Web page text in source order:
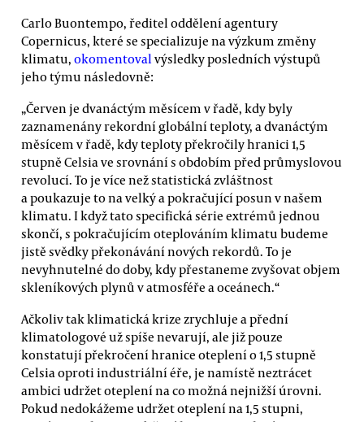
Carlo Buontempo, ředitel oddělení agentury
Copernicus, které se specializuje na výzkum změny
klimatu, okomentoval výsledky posledních výstupů
jeho týmu následovně:
„Červen je dvanáctým měsícem v řadě, kdy byly
zaznamenány rekordní globální teploty, a dvanáctým
měsícem v řadě, kdy teploty překročily hranici 1,5
stupně Celsia ve srovnání s obdobím před průmyslovou
revolucí. To je více než statistická zvláštnost
a poukazuje to na velký a pokračující posun v našem
klimatu. I když tato specifická série extrémů jednou
skončí, s pokračujícím oteplováním klimatu budeme
jistě svědky překonávání nových rekordů. To je
nevyhnutelné do doby, kdy přestaneme zvyšovat objem
skleníkových plynů v atmosféře a oceánech.“
Ačkoliv tak klimatická krize zrychluje a přední
klimatologové už spíše nevarují, ale již pouze
konstatují překročení hranice oteplení o 1,5 stupně
Celsia oproti industriální éře, je namístě neztrácet
ambici udržet oteplení na co možná nejnižší úrovni.
Pokud nedokážeme udržet oteplení na 1,5 stupni,